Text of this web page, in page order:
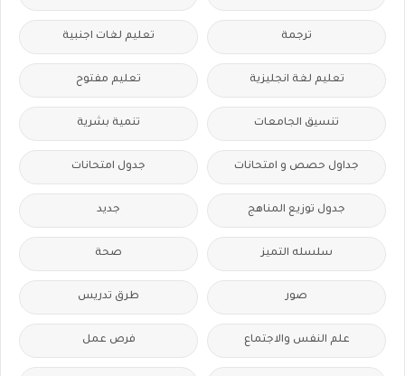
ترجمة تعليم لغات اجنبية
تعليم لغة انجليزية تعليم مفتوح
تنسيق الجامعات تنمية بشرية
جداول حصص و امتحانات جدول امتحانات
جدول توزيع المناهج جديد
سلسله التميز صحة
صور طرق تدريس
علم النفس والاجتماع فرص عمل